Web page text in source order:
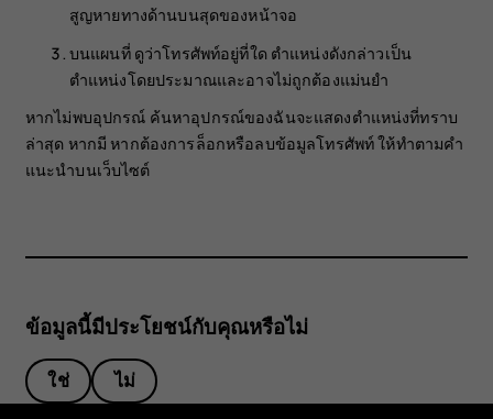
สูญหายทางด้านบนสุดของหน้าจอ
บนแผนที่ ดูว่าโทรศัพท์อยู่ที่ใด ตำแหน่งดังกล่าวเป็น
ตำแหน่งโดยประมาณและอาจไม่ถูกต้องแม่นยำ
หากไม่พบอุปกรณ์ ค้นหาอุปกรณ์ของฉันจะแสดงตำแหน่งที่ทราบ
ล่าสุด หากมี หากต้องการล็อกหรือลบข้อมูลโทรศัพท์ ให้ทำตามคำ
แนะนำบนเว็บไซต์
ข้อมูลนี้มีประโยชน์กับคุณหรือไม่
ใช่ ไม่